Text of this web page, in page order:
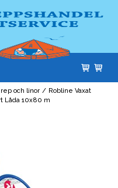
och linor / Robline Vaxat
Låda 10x80 m